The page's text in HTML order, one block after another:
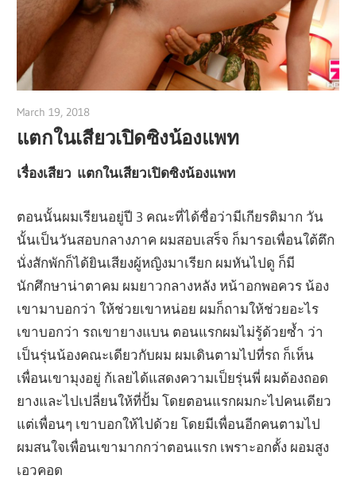
March 19, 2018
แตกในเสียวเปิดซิงน้องแพท
เรื่องเสียว แตกในเสียวเปิดซิงน้องแพท
ตอนนั้นผมเรียนอยู่ปี 3 คณะที่ได้ชื่อว่ามีเกียรติมาก วัน
นั้นเป็นวันสอบกลางภาค ผมสอบเสร็จ ก็มารอเพื่อนใต้ตึก
นั่งสักพักก็ได้ยินเสียงผู้หญิงมาเรียก ผมหันไปดู ก็มี
นักศึกษาน่าตาคม ผมยาวกลางหลัง หน้าอกพอควร น้อง
เขามาบอกว่า ให้ช่วยเขาหน่อย ผมก็ถามให้ช่วยอะไร
เขาบอกว่า รถเขายางแบน ตอนแรกผมไม่รู้ด้วยซ้ำ ว่า
เป็นรุ่นน้องคณะเดียวกับผม ผมเดินตามไปที่รถ ก็เห็น
เพื่อนเขามุงอยู่ ก้เลยได้แสดงความเป็ยรุ่นพี่ ผมต้องถอด
ยางและไปเปลี่ยนให้ที่ปั้ม โดยตอนแรกผมกะไปคนเดียว
แต่เพื่อนๆ เขาบอกให้ไปด้วย โดยมีเพื่อนอีกคนตามไป
ผมสนใจเพื่อนเขามากกว่าตอนแรก เพราะอกตั้ง ผอมสูง
เอวคอด